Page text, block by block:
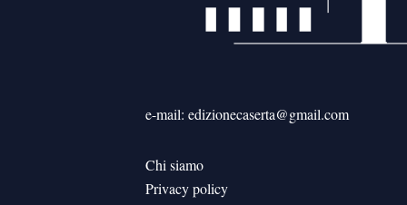
e-mail: edizionecaserta@gmail.com
Chi siamo
Privacy policy